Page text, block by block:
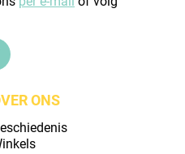
ONS